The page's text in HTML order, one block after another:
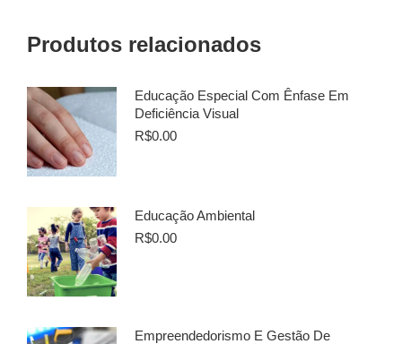
Produtos relacionados
Educação Especial Com Ênfase Em
Deficiência Visual
R$0.00
Educação Ambiental
R$0.00
Empreendedorismo E Gestão De